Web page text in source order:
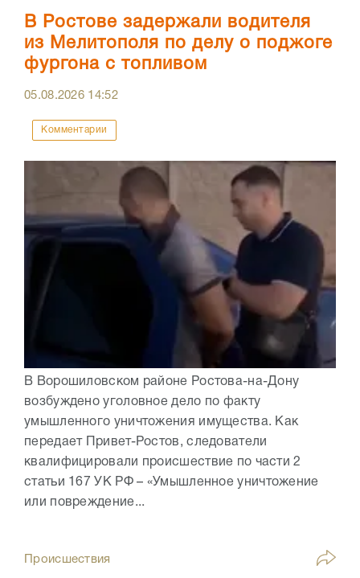
В Ростове задержали водителя
из Мелитополя по делу о поджоге
фургона с топливом
05.08.2026 14:52
Комментарии
В Ворошиловском районе Ростова-на-Дону
возбуждено уголовное дело по факту
умышленного уничтожения имущества. Как
передает Привет-Ростов, следователи
квалифицировали происшествие по части 2
статьи 167 УК РФ – «Умышленное уничтожение
или повреждение...
Происшествия